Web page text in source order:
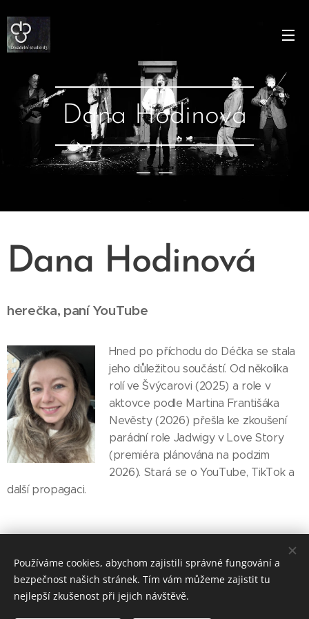
Dana Hodinová
Dana Hodinová
herečka, paní YouTube
Hned po příchodu do Déčka se stala
jeho důležitou součástí. Od několika
rolí ve Švýcarovi (2025) a role v
aktovce podle Martina Františáka
Nevěsty (2026) přešla ke zkoušení
parádní role Jadwigy v Love Story
(premiéra plánována na podzim
2026). Stará se o YouTube, TikTok a
další propagaci.
Používáme cookies, abychom zajistili správné fungování a
bezpečnost našich stránek. Tím vám můžeme zajistit tu
nejlepší zkušenost při jejich návštěvě.